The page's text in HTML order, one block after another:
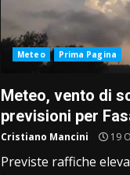
Meteo Prima Pagina
Meteo, vento di
previsioni per
Cristiano Mancini 19
Previste raffiche